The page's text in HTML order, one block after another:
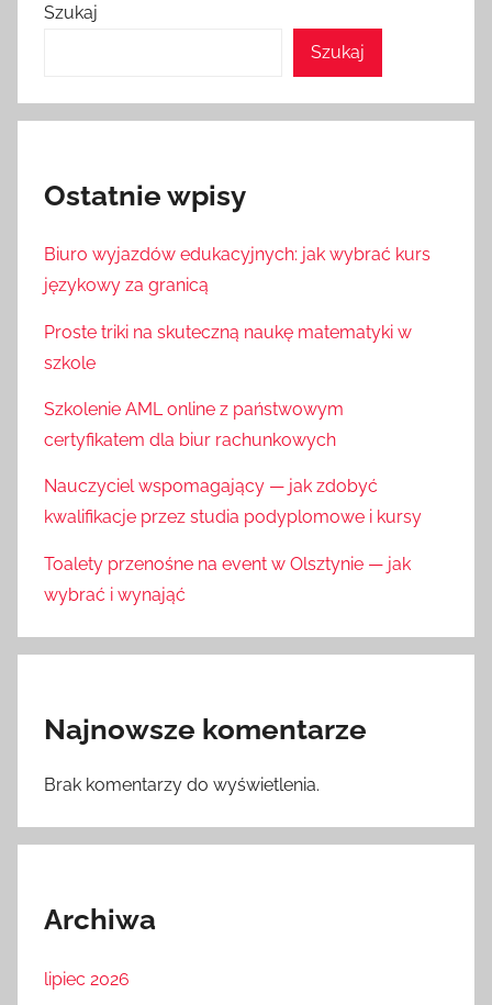
Szukaj
Szukaj
Ostatnie wpisy
Biuro wyjazdów edukacyjnych: jak wybrać kurs
językowy za granicą
Proste triki na skuteczną naukę matematyki w
szkole
Szkolenie AML online z państwowym
certyfikatem dla biur rachunkowych
Nauczyciel wspomagający — jak zdobyć
kwalifikacje przez studia podyplomowe i kursy
Toalety przenośne na event w Olsztynie — jak
wybrać i wynająć
Najnowsze komentarze
Brak komentarzy do wyświetlenia.
Archiwa
lipiec 2026